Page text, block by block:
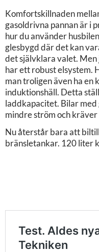
Komfortskillnaden
gasoldrivna pannan är i
hur du använder
glesbygd där det kan
det självklara valet.
har ett robust elsystem.
man troligen även ha en
induktionshäll. Detta
laddkapacitet. Bilar
mindre ström och
Nu återstår bara att
bränsletankar. 120 liter